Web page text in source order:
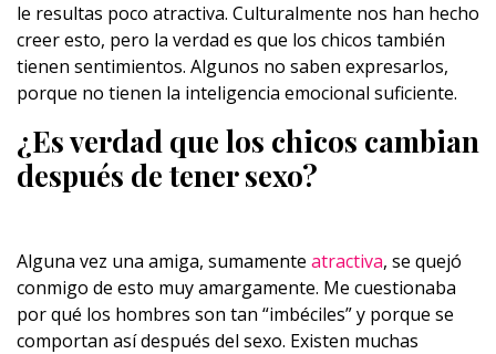
le resultas poco atractiva. Culturalmente nos han hecho
creer esto, pero la verdad es que los chicos también
tienen sentimientos. Algunos no saben expresarlos,
porque no tienen la inteligencia emocional suficiente.
¿Es verdad que los chicos cambian
después de tener sexo?
Alguna vez una amiga, sumamente atractiva, se quejó
conmigo de esto muy amargamente. Me cuestionaba
por qué los hombres son tan “imbéciles” y porque se
comportan así después del sexo. Existen muchas